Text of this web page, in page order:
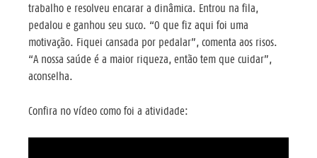
trabalho e resolveu encarar a dinâmica. Entrou na fila,
pedalou e ganhou seu suco. “O que fiz aqui foi uma
motivação. Fiquei cansada por pedalar”, comenta aos risos.
“A nossa saúde é a maior riqueza, então tem que cuidar”,
aconselha.
Confira no vídeo como foi a atividade: